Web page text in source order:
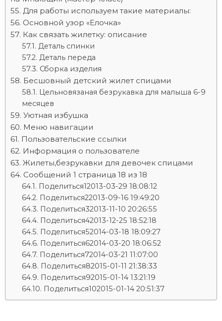
Для работы используем такие материалы:
Основной узор «Елочка»
Как связать жилетку: описание
Деталь спинки
Деталь переда
Сборка изделия
Бесшовный детский жилет спицами
Цельновязаная безрукавка для малыша 6-9
месяцев
Уютная избушка
Меню навигации
Пользовательские ссылки
Информация о пользователе
Жилеты,безрукавки для девочек спицами
Сообщений 1 страница 18 из 18
Поделиться12013-03-29 18:08:12
Поделиться22013-09-16 19:49:20
Поделиться32013-11-10 20:26:55
Поделиться42013-12-25 18:52:18
Поделиться52014-03-18 18:09:27
Поделиться62014-03-20 18:06:52
Поделиться72014-03-21 11:07:00
Поделиться82015-01-11 21:38:33
Поделиться92015-01-14 13:21:19
Поделиться102015-01-14 20:51:37